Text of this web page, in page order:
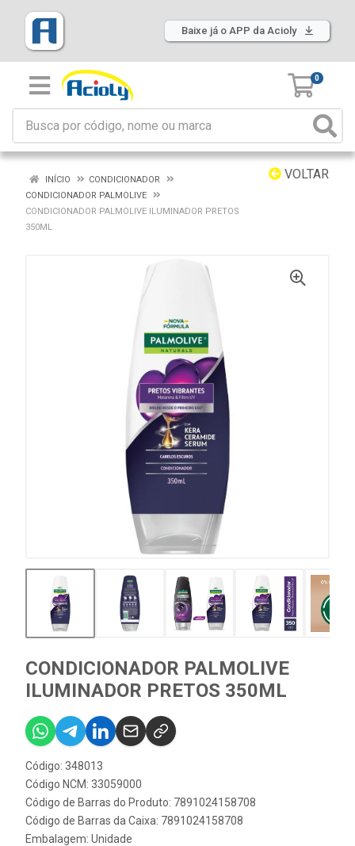
Baixe já o APP da Acioly
0
VOLTAR
INÍCIO
CONDICIONADOR
CONDICIONADOR PALMOLIVE
CONDICIONADOR PALMOLIVE ILUMINADOR PRETOS
350ML
CONDICIONADOR PALMOLIVE
ILUMINADOR PRETOS 350ML
Código: 348013
Código NCM: 33059000
Código de Barras do Produto: 7891024158708
Código de Barras da Caixa: 7891024158708
Embalagem: Unidade